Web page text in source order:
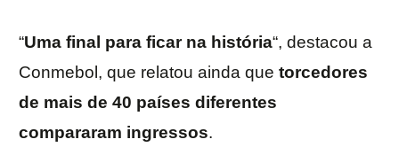
“Uma final para ficar na história“, destacou a
Conmebol, que relatou ainda que torcedores
de mais de 40 países diferentes
compararam ingressos.